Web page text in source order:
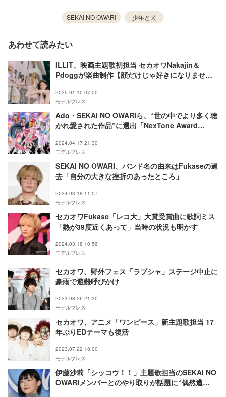
SEKAI NO OWARI 少年と犬
あわせて読みたい
ILLIT、映画主題歌初担当 セカオワNakajin＆
Pdoggが楽曲制作【顔だけじゃ好きになりませ
2025.01.10 07:00
モデルプレス
Ado・SEKAI NO OWARIら、“世の中でより多く聴
かれ愛された作品”に選出「NexTone Award
2024.04.17 21:30
モデルプレス
SEKAI NO OWARI、バンド名の由来はFukaseの過
去「自分の大きな挫折のあったところ」
2024.03.18 11:07
モデルプレス
セカオワFukase「レコ大」大賞受賞曲に歌詞ミス
「熱が39度近くあって」当時の状況も明かす
2024.03.18 10:56
モデルプレス
セカオワ、野外フェス「ラブシャ」ステージ中止に
豪雨で避難呼びかけ
2023.08.26 21:30
モデルプレス
セカオワ、アニメ「ワンピース」新主題歌担当 17
年ぶりEDテーマも復活
2023.07.22 18:00
モデルプレス
伊藤沙莉「シッコウ！！」主題歌担当のSEKAI NO
OWARIメンバーとのやり取りが話題に“偶然遭